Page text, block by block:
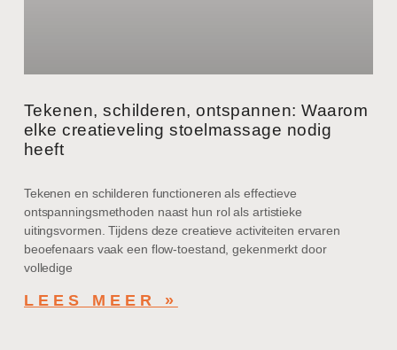
Tekenen, schilderen, ontspannen: Waarom
elke creatieveling stoelmassage nodig
heeft
Tekenen en schilderen functioneren als effectieve
ontspanningsmethoden naast hun rol als artistieke
uitingsvormen. Tijdens deze creatieve activiteiten ervaren
beoefenaars vaak een flow-toestand, gekenmerkt door
volledige
LEES MEER »